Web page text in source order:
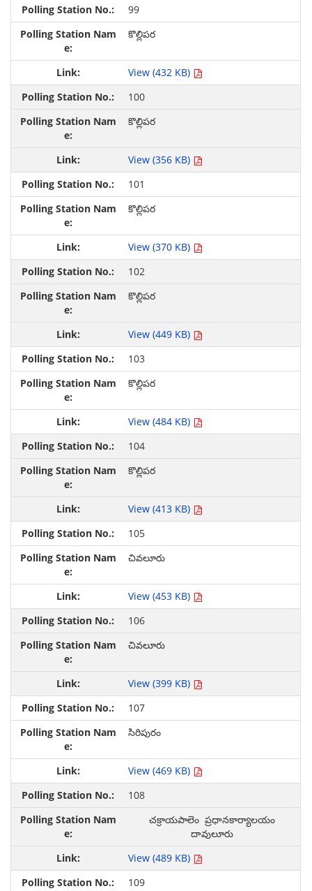
99
కొల్లిపర
View (432 KB)
100
కొల్లిపర
View (356 KB)
101
కొల్లిపర
View (370 KB)
102
కొల్లిపర
View (449 KB)
103
కొల్లిపర
View (484 KB)
104
కొల్లిపర
View (413 KB)
105
చివలూరు
View (453 KB)
106
చివలూరు
View (399 KB)
107
సిరిపురం
View (469 KB)
108
చక్రాయపాలెం ప్రధానకార్యాలయం
దావులూరు
View (489 KB)
109